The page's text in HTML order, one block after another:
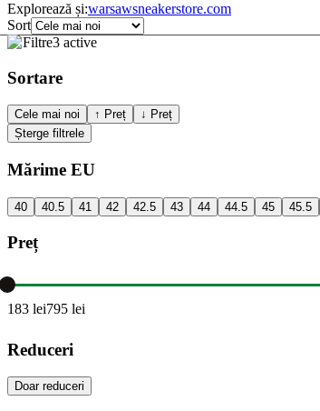
Explorează și:warsawsneakerstore.com
Sort
Filtre3 active
Sortare
Cele mai noi ↑ Preț
↓ Preț
Șterge filtrele
Mărime EU
40 40.5 41 42 42.5 43 44 44.5 45 45.5
Preț
183 lei795 lei
Reduceri
Doar reduceri